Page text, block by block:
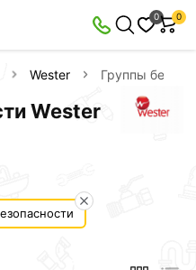
0 0
Wester Группы
Wester